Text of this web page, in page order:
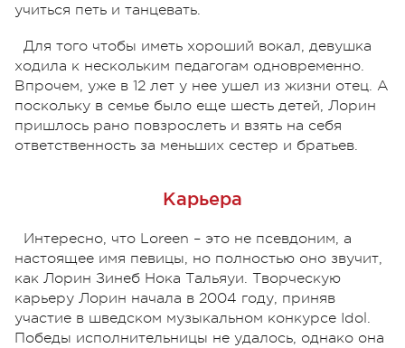
учиться петь и танцевать.
Для того чтобы иметь хороший вокал, девушка
ходила к нескольким педагогам одновременно.
Впрочем, уже в 12 лет у нее ушел из жизни отец. А
поскольку в семье было еще шесть детей, Лорин
пришлось рано повзрослеть и взять на себя
ответственность за меньших сестер и братьев.
Карьера
Интересно, что Loreen – это не псевдоним, а
настоящее имя певицы, но полностью оно звучит,
как Лорин Зинеб Нока Тальяуи. Творческую
карьеру Лорин начала в 2004 году, приняв
участие в шведском музыкальном конкурсе Idol.
Победы исполнительницы не удалось, однако она